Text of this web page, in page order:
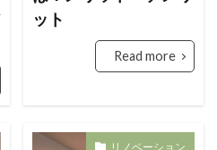
ット
Read more
リノベーション